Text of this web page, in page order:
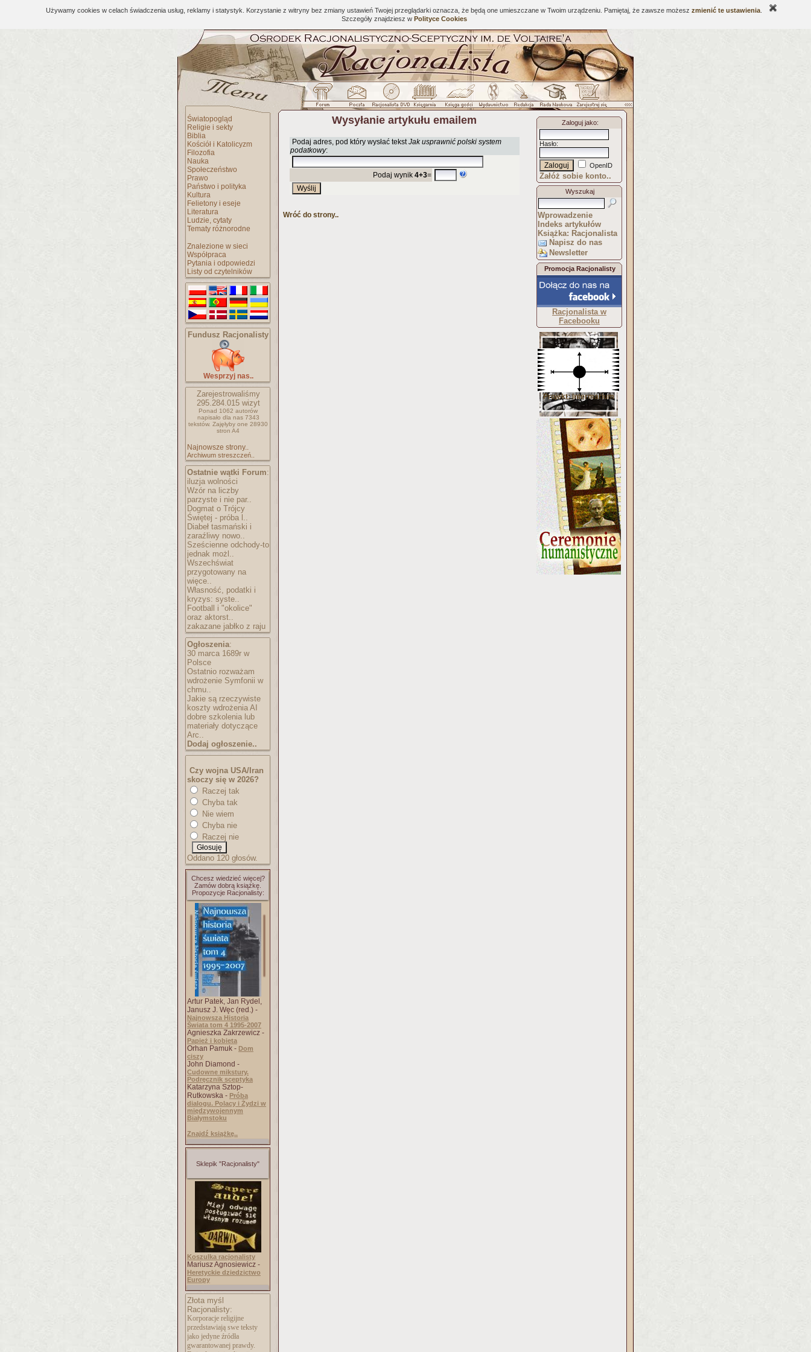
Używamy cookies w celach świadczenia usług, reklamy i statystyk. Korzystanie z witryny bez zmiany ustawień Twojej przeglądarki oznacza, że będą one umieszczane w Twoim urządzeniu. Pamiętaj, że zawsze możesz zmienić te ustawienia
Szczegóły znajdziesz w Polityce Cookies
Światopogląd
Religie i sekty
Biblia
Kościół i Katolicyzm
Filozofia
Nauka
Społeczeństwo
Prawo
Państwo i polityka
Kultura
Felietony i eseje
Literatura
Ludzie, cytaty
Tematy różnorodne
Znalezione w sieci
Współpraca
Pytania i odpowiedzi
Listy od czytelników
Fundusz Racjonalisty
Wesprzyj nas..
Zarejestrowaliśmy
295.284.015wizyt
Ponad 1062 autorów
napisało dla nas 7343
tekstów. Zajęłyby one 28930
stron A4
Najnowsze strony..
Archiwum streszczeń..
Ostatnie wątki Forum:
iluzja wolności
Wzór na liczby
parzyste i nie par..
Dogmat o Trójcy
Świętej - próba l..
Diabeł tasmański i
zaraźliwy nowo..
Sześcienne odchody-to
jednak możl..
Wszechświat
przygotowany na
więce..
Własność, podatki i
kryzys: syste..
Football i "okolice"
oraz aktorst..
zakazane jabłko z raju
Ogłoszenia:
30 marca 1689r w
Polsce
Ostatnio rozważam
wdrożenie Symfonii w
chmu..
Jakie są rzeczywiste
koszty wdrożenia AI
dobre szkolenia lub
materiały dotyczące
Arc..
Dodaj ogłoszenie..
Czy wojna USA/Iran
skoczy się w 2026?
Raczej tak
Chyba tak
Nie wiem
Chyba nie
Raczej nie
Oddano 120 głosów.
Chcesz wiedzieć więcej?
Zamów dobrą książkę.
Propozycje Racjonalisty:
Artur Patek, Jan Rydel,
Janusz J. Węc (red.) -
Najnowsza Historia
Świata tom 4 1995-2007
Agnieszka Zakrzewicz -
Papież i kobieta
Orhan Pamuk - Dom
ciszy
John Diamond -
Cudowne mikstury.
Podręcznik sceptyka
Katarzyna Sztop-
Rutkowska - Próba
dialogu. Polacy i Żydzi w
międzywojennym
Białymstoku
Znajdź książkę..
Sklepik "Racjonalisty"
Koszulka racjonalisty
Mariusz Agnosiewicz -
Heretyckie dziedzictwo
Europy
Złota myśl
Racjonalisty:
Korporacje religijne
przedstawiają swe teksty
jako jedyne źródła
gwarantowanej prawdy.
Wysyłanie artykułu emailem
Podaj adres, pod który wysłać tekstJak usprawnić polski system
podatkowy:
Podaj wynik 4+3=
Wróć do strony..
Zaloguj jako:
Hasło:
OpenID
Załóż sobie konto..
Wyszukaj
Wprowadzenie
Indeks artykułów
Książka: Racjonalista
Napisz do nas
Newsletter
Promocja Racjonalisty
Racjonalista w
Facebooku